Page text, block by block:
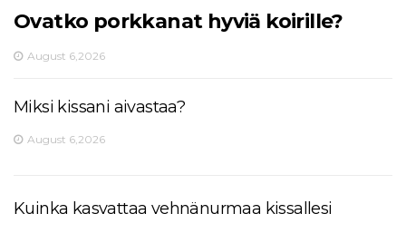
Ovatko porkkanat hyviä koirille?
August 6,2026
Miksi kissani aivastaa?
August 6,2026
Kuinka kasvattaa vehnänurmaa kissallesi